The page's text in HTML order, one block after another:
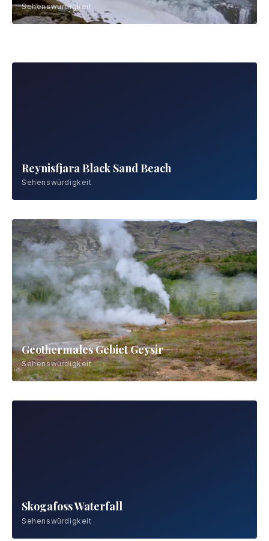
Sehenswürdigkeit
Gletscherlagune Jökulsárlón
Sehenswürdigkeit
Reynisfjara Black Sand Beach
Sehenswürdigkeit
Geothermales Gebiet Geysir
Sehenswürdigkeit